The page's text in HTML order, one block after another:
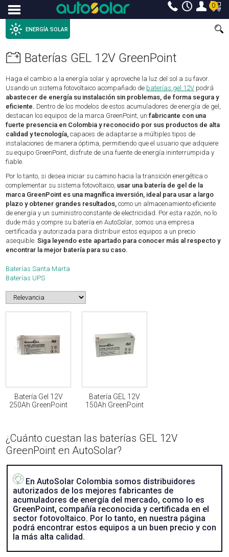
Menu 0
ENERGÍA SOLAR
Baterías GEL 12V GreenPoint
Haga el cambio a la energía solar y aproveche la luz del sol a su favor.
Usando un sistema fotovoltaico acompañado de baterías gel 12V podrá
abastecer de energía su instalación sin problemas, de forma segura y
eficiente. Dentro de los modelos de estos acumuladores de energía de gel,
destacan los equipos de la marca GreenPoint, unfabricante con una
fuerte presencia en Colombia y reconocido por sus productos de alta
calidad y tecnología, capaces de adaptarse a múltiples tipos de
instalaciones de manera óptima, permitiendo que el usuario que adquiere
su equipo GreenPoint, disfrute de una fuente de energía ininterrumpida y
fiable.
Por lo tanto, si desea iniciar su camino hacia la transición energética o
complementar su sistema fotovoltaico, usar una batería de gel de la
marca GreenPoint es una magnífica inversión, ideal para usar a largo
plazo y obtener grandes resultados,como un almacenamiento eficiente
de energía y un suministro constante de electricidad. Por esta razón, no lo
dude más y compre su batería en AutoSolar, somos una empresa
certificada y autorizada para distribuir estos equipos a un precio
asequible.Siga leyendo este apartado para conocer más al respecto y
encontrar la mejor batería para su caso.
Baterías Santa Marta
Baterías UPS
Batería Gel 12V
250Ah GreenPoint
Batería GEL 12V
150Ah GreenPoint
¿Cuánto cuestan las baterías GEL 12V
GreenPoint en AutoSolar?
En AutoSolar Colombia somos distribuidores
autorizados de los mejores fabricantes de
acumuladores de energía del mercado, como lo es
GreenPoint, compañía reconocida y certificada en el
sector fotovoltaico. Por lo tanto, en nuestra página
podrá encontrar estos equipos a un buen precio y con
la más alta calidad.